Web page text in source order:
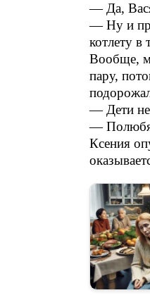
— Да,
— Ну и
котлету
Вообще,
пару,
— Дети не
—
Ксения